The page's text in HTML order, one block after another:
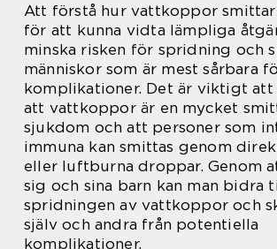
Att förstå hur vattkoppor
för att kunna vidta lämpliga
minska risken för spridning och
människor som är mest sårbara
komplikationer. Det är viktigt att
att vattkoppor är en mycket
sjukdom och att personer som
immuna kan smittas genom
eller luftburna droppar. Genom
sig och sina barn kan man bidra
spridningen av vattkoppor och
själv och andra från potentiella
komplikationer.